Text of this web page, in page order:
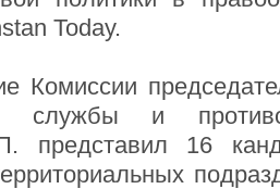
Today.
Комиссии
службы и
представил 16